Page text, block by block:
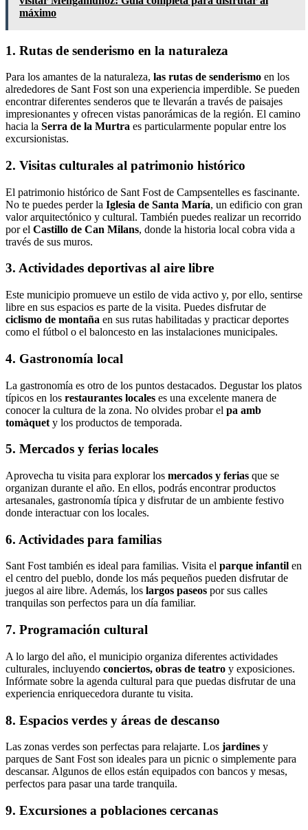
máximo
1. Rutas de senderismo en la naturaleza
Para los amantes de la naturaleza, las rutas de senderismo en los
alrededores de Sant Fost son una experiencia imperdible. Se pueden
encontrar diferentes senderos que te llevarán a través de paisajes
impresionantes y ofrecen vistas panorámicas de la región. El camino
hacia la Serra de la Murtra es particularmente popular entre los
excursionistas.
2. Visitas culturales al patrimonio histórico
El patrimonio histórico de Sant Fost de Campsentelles es fascinante.
No te puedes perder la Iglesia de Santa María, un edificio con gran
valor arquitectónico y cultural. También puedes realizar un recorrido
por el Castillo de Can Milans, donde la historia local cobra vida a
través de sus muros.
3. Actividades deportivas al aire libre
Este municipio promueve un estilo de vida activo y, por ello, sentirse
libre en sus espacios es parte de la visita. Puedes disfrutar de
ciclismo de montaña en sus rutas habilitadas y practicar deportes
como el fútbol o el baloncesto en las instalaciones municipales.
4. Gastronomía local
La gastronomía es otro de los puntos destacados. Degustar los platos
típicos en los restaurantes locales es una excelente manera de
conocer la cultura de la zona. No olvides probar el pa amb
tomàquet y los productos de temporada.
5. Mercados y ferias locales
Aprovecha tu visita para explorar los mercados y ferias que se
organizan durante el año. En ellos, podrás encontrar productos
artesanales, gastronomía típica y disfrutar de un ambiente festivo
donde interactuar con los locales.
6. Actividades para familias
Sant Fost también es ideal para familias. Visita el parque infantil en
el centro del pueblo, donde los más pequeños pueden disfrutar de
juegos al aire libre. Además, los largos paseos por sus calles
tranquilas son perfectos para un día familiar.
7. Programación cultural
A lo largo del año, el municipio organiza diferentes actividades
culturales, incluyendo conciertos, obras de teatro y exposiciones.
Infórmate sobre la agenda cultural para que puedas disfrutar de una
experiencia enriquecedora durante tu visita.
8. Espacios verdes y áreas de descanso
Las zonas verdes son perfectas para relajarte. Los jardines y
parques de Sant Fost son ideales para un picnic o simplemente para
descansar. Algunos de ellos están equipados con bancos y mesas,
perfectos para pasar una tarde tranquila.
9. Excursiones a poblaciones cercanas